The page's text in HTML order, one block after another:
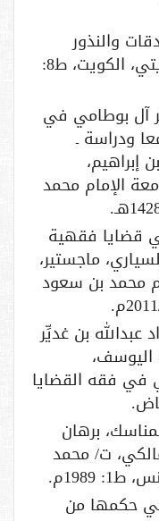
والنذور
والكفارات، بيت الزكاة الكويتي، الكويت، ط8:
آل بوطامي في
ودراسة ـ
إبراهيم،
الإمام محمد
قضايا فقهية
ماجستير،
محمد بن سعود
عبدالله بن غديِّر
اليوسف،
في فقه القضايا
برهان
ت/ محمد
1989م.
في حكمها من